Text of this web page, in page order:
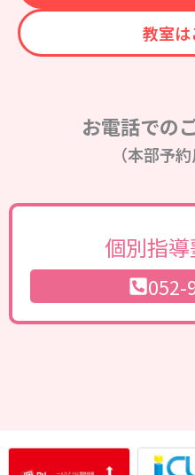
教室は
お電話での
（本部予
個別指導
052-